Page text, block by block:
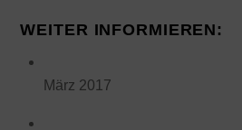
WEITER INFORMIEREN:
März 2017